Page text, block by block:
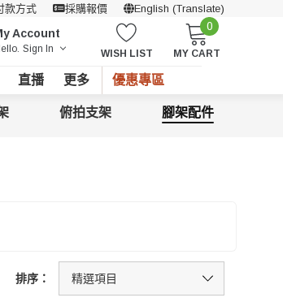
款方式 採購報價 English (Translate)
Account
Sign In WISH LIST
0
MY CART
直播 更多 優惠專區
俯拍支架 腳架配件
排序：